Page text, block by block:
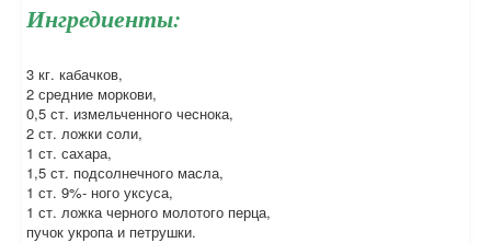
Ингредиенты:
3 кг. кабачков,
2 средние моркови,
0,5 ст. измельченного чеснока,
2 ст. ложки соли,
1 ст. сахара,
1,5 ст. подсолнечного масла,
1 ст. 9%- ного уксуса,
1 ст. ложка черного молотого перца,
пучок укропа и петрушки.